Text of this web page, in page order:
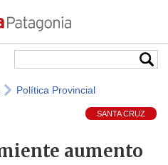
Política Provincial
SANTA CRUZ
aumento